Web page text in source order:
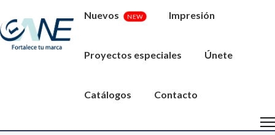
Nuevos NEW Impresión
Proyectos especiales Únete
Catálogos Contacto